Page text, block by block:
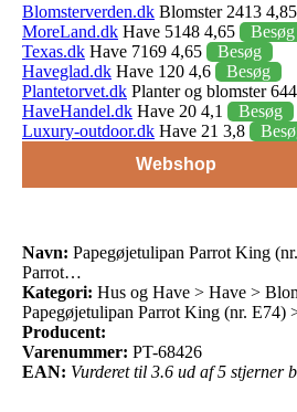
Blomsterverden.dk Blomster 2413 4,85
MoreLand.dk Have 5148 4,65
Besøg
Texas.dk Have 7169 4,65
Besøg
Haveglad.dk Have 120 4,6
Besøg
Plantetorvet.dk Planter og blomster
HaveHandel.dk Have 20 4,1
Besøg
Luxury-outdoor.dk Have 21 3,8
Webshop
Navn: Papegøjetulipan Parrot King
Parrot…
Kategori: Hus og Have > Have >
Papegøjetulipan Parrot King (nr. E74)
Producent:
Varenummer: PT-68426
EAN: Vurderet til 3.6 ud af 5 stjerner